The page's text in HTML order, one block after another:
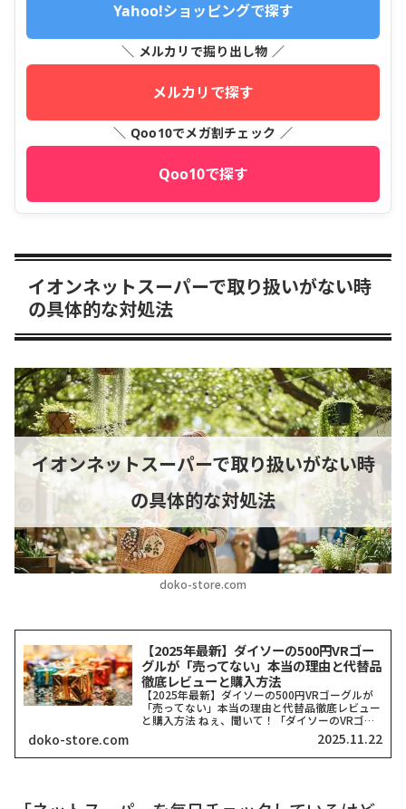
Yahoo!ショッピングで探す
＼ メルカリで掘り出し物 ／
メルカリで探す
＼ Qoo10でメガ割チェック ／
Qoo10で探す
イオンネットスーパーで取り扱いがない時
の具体的な対処法
doko-store.com
イオンネットスーパーで取り扱いがない時
の具体的な対処法
【2025年最新】ダイソーの500円VRゴー
グルが「売ってない」本当の理由と代替品
徹底レビューと購入方法
【2025年最新】ダイソーの500円VRゴーグルが
「売ってない」本当の理由と代替品徹底レビュー
と購入方法 ねぇ、聞いて！「ダイソーのVRゴー
グル、どこにも売ってない！」って検索したそこ
のアナタ、同じ気持ちでここに来てくれましたよ
ね？一時期、...
doko-store.com 2025.11.22